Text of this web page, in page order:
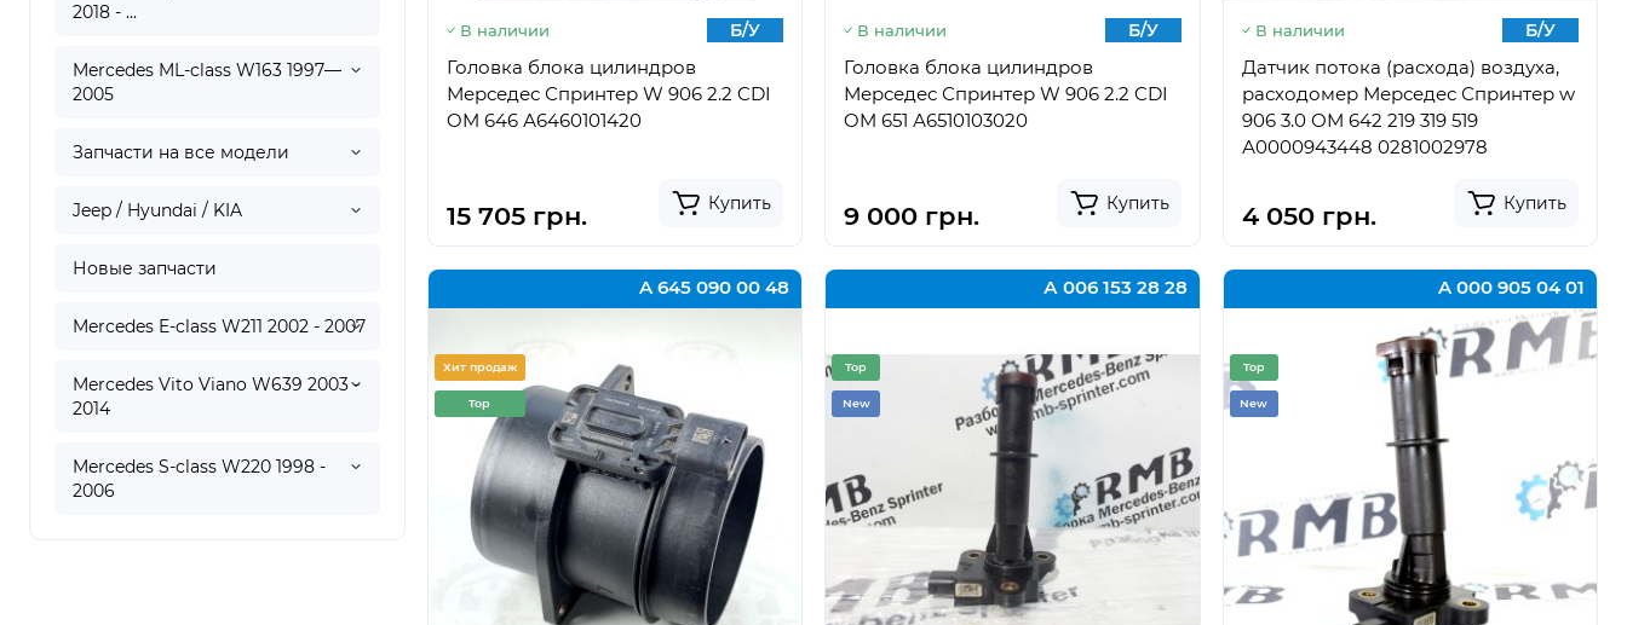
2018 - ...
Mercedes ML-class W163 1997—
2005
Запчасти на все модели
Jeep / Hyundai / KIA
Новые запчасти
Mercedes E-class W211 2002 - 2007
Mercedes Vito Viano W639 2003 -
2014
Mercedes S-class W220 1998 -
2006
В наличии Б/У
Головка блока цилиндров
Мерседес Спринтер W 906 2.2 CDI
OM 646 А6460101420
15 705 грн. Купить
В наличии Б/У
Головка блока цилиндров
Мерседес Спринтер W 906 2.2 CDI
OM 651 А6510103020
9 000 грн. Купить
В наличии Б/У
Датчик потока (расхода) воздуха,
расходомер Мерседес Спринтер w
906 3.0 ОМ 642 219 319 519
А0000943448 0281002978
4 050 грн. Купить
A 645 090 00 48
Хит продаж
Top
А 006 153 28 28
Top
New
A 000 905 04 01
Top
New